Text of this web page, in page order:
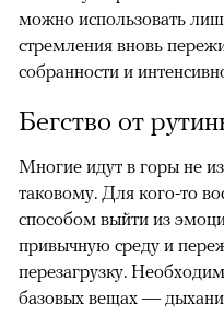
можно использовать
стремления вновь
собранности и
Бегство от
Многие идут в горы не
таковому. Для кого-то
способом выйти из
привычную среду и
перезагрузку.
базовых вещах —